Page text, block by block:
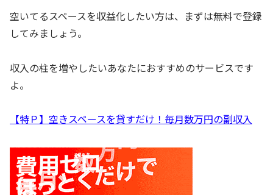
空いてるスペースを収益化したい方は、まずは無料で登録
してみましょう。
収入の柱を増やしたいあなたにおすすめのサービスです
よ。
【特Ｐ】空きスペースを貸すだけ！毎月数万円の副収入